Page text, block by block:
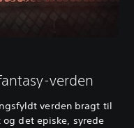
verden
verden bragt til
det episke, syrede